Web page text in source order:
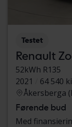
Testet
Renault
52kWh R135
2021
64 540
Åkersberga
Førende bud
Med